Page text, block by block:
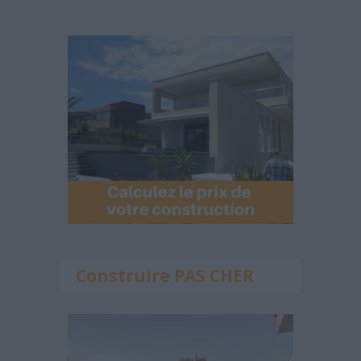
Construire PAS CHER